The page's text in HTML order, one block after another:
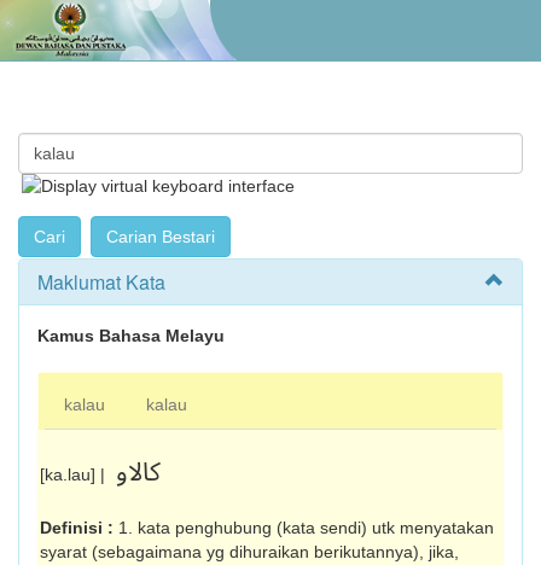
Maklumat Kata
Kamus Bahasa Melayu
kalau kalau
[ka.lau] | کالاو
Definisi : 1. kata penghubung (kata sendi) utk menyatakan
syarat (sebagaimana yg dihurai­kan berikutannya), jika,